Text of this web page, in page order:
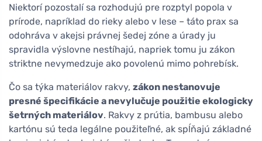
Niektorí pozostalí sa rozhodujú pre rozptyl popola v
prírode, napríklad do rieky alebo v lese – táto prax sa
odohráva v akejsi právnej šedej zóne a úrady ju
spravidla výslovne nestíhajú, napriek tomu ju zákon
striktne nevymedzuje ako povolenú mimo pohrebísk.
Čo sa týka materiálov rakvy, zákon nestanovuje
presné špecifikácie a nevylučuje použitie ekologicky
šetrných materiálov. Rakvy z prútia, bambusu alebo
kartónu sú teda legálne použiteľné, ak spĺňajú základné